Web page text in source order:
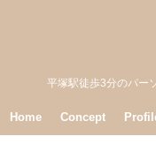
平塚駅徒歩3分のパー
Home Concept